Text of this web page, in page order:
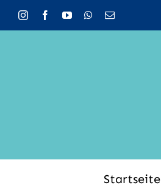
Zum
Inhalt
Startseite